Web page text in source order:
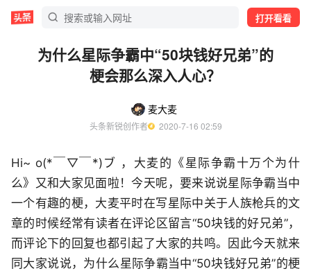
打开看看
为什么星际争霸中“50块钱好兄弟”的
梗会那么深入人心？
麦大麦
头条新锐创作者
  2020-7-16 02:59
Hi~ o(*￣▽￣*)ブ ，大麦的《星际争霸十万个为什
么》又和大家见面啦！今天呢，要来说说星际争霸当中
一个有趣的梗，大麦平时在写星际中关于人族枪兵的文
章的时候经常有读者在评论区留言“50块钱的好兄弟”，
而评论下的回复也都引起了大家的共鸣。因此今天就来
同大家说说，为什么星际争霸当中“50块钱好兄弟”的梗